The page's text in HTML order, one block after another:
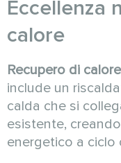
Eccellenza
calore
Recupero di
include un
calda che si
esistente,
energetico a ciclo